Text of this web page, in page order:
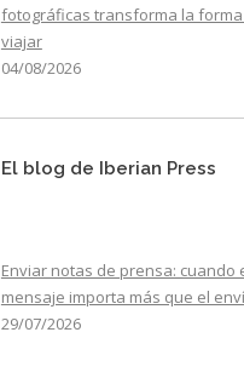
fotográficas transforma la
viajar
04/08/2026
El blog de Iberian Press
Enviar notas de prensa: cuando
mensaje importa más que el
29/07/2026